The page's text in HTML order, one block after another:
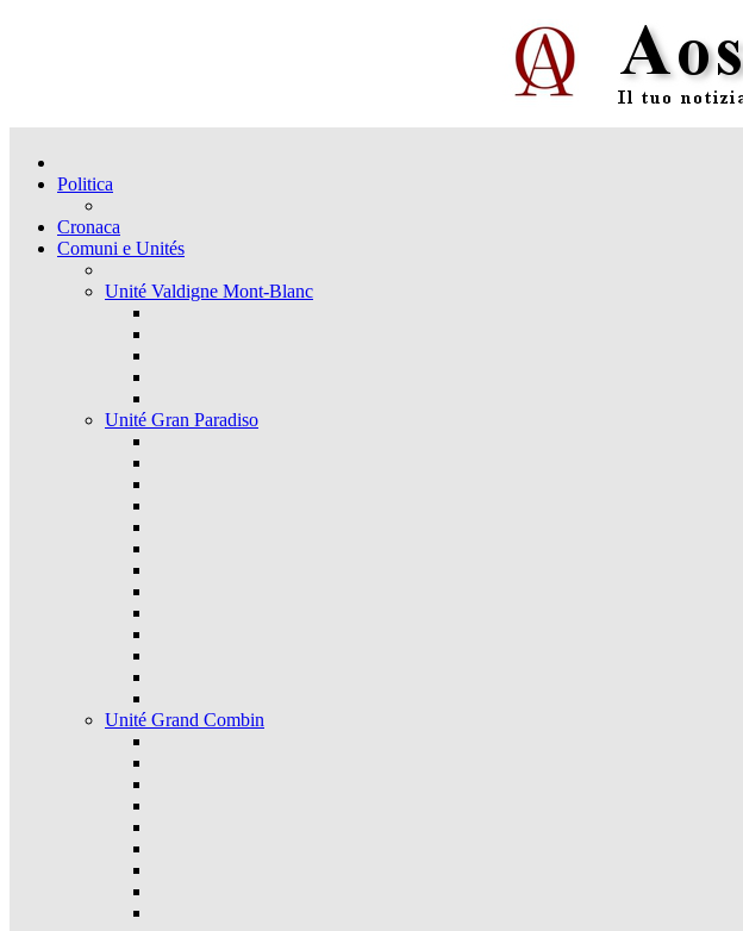
Politica
Cronaca
Comuni e Unités
Unité Valdigne Mont-Blanc
Unité Gran Paradiso
Unité Grand Combin